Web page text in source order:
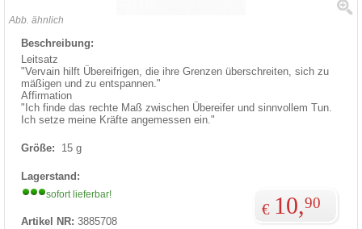
Abb. ähnlich
Beschreibung:
Leitsatz
"Vervain hilft Übereifrigen, die ihre Grenzen überschreiten, sich zu
mäßigen und zu entspannen."
Affirmation
"Ich finde das rechte Maß zwischen Übereifer und sinnvollem Tun.
Ich setze meine Kräfte angemessen ein."
Größe: 15 g
Lagerstand:
sofort lieferbar!
Artikel NR: 3885708
€ 10,90